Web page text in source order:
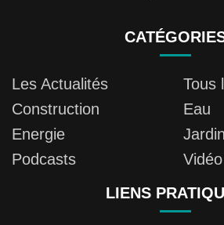
Les Actualités
Tous
Construction
Eau
Energie
Jardin
Podcasts
Vidéo
LIENS